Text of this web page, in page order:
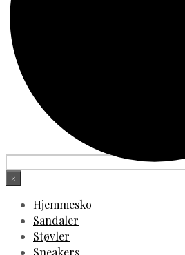
×
Hjemmesko
Sandaler
Støvler
Sneakers